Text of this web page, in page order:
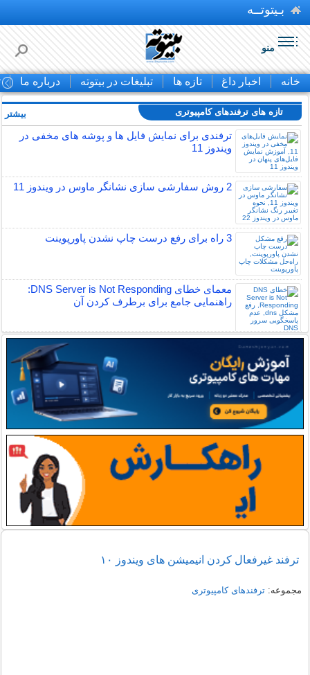
بـیتوتــه
منو
خانه اخبار داغ تازه ها تبلیغات در بیتوته درباره ما
تازه های ترفندهای کامپیوتری
ترفندی برای نمایش فایل ها و پوشه های مخفی در
ویندوز 11
2 روش سفارشی سازی نشانگر ماوس در ویندوز 11
3 راه برای رفع درست چاپ نشدن پاورپوینت
معمای خطای DNS Server is Not Responding:
راهنمایی جامع برای برطرف کردن آن
بیشتر
ترفند غیرفعال کردن انیمیشن های ویندوز ۱۰
مجموعه:ترفندهای کامپیوتری